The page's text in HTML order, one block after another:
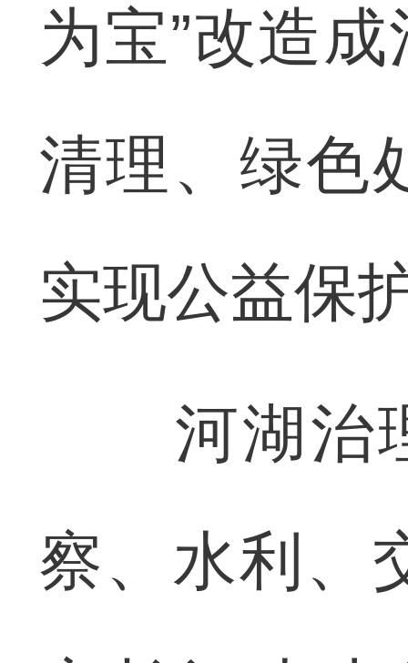
为宝”改造
清理、绿色
实现公益保
河湖治理
察、水利、